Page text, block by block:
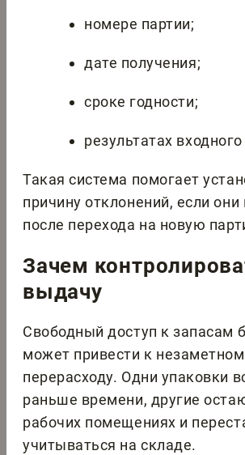
номере партии;
дате получения;
сроке годности;
результатах
Такая система помогает
причину отклонений, если
после перехода на новую
Зачем
выдачу
Свободный доступ к запасам
может привести к
перерасходу. Одни упаковки
раньше времени, другие
рабочих помещениях и
учитываться на складе.